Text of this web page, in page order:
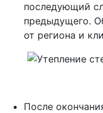
последующий
предыдущего.
от региона и
После